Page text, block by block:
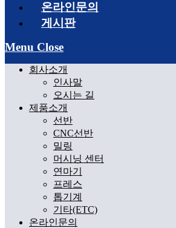
온라인문의
게시판
Menu Close
회사소개
인사말
오시는 길
제품소개
선반
CNC선반
밀링
머시닝 센터
연마기
프레스
톱기계
기타(ETC)
온라인문의